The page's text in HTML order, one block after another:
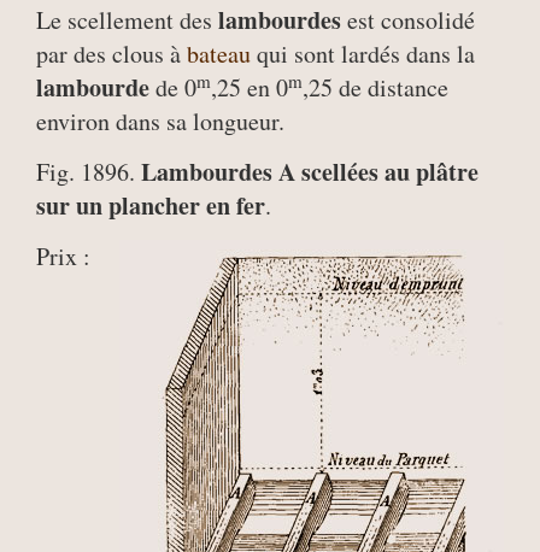
Le scellement des lambourdesest consolidé
par des clous àbateauqui sont lardés dans la
lambourdede 0m,25 en 0m,25 de distance
environ dans sa longueur.
Fig. 1896. Lambourdes A scellées au plâtre
sur un plancher en fer.
Prix :